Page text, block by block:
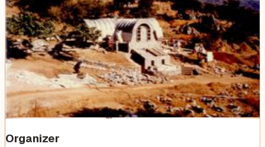
Venue Photos(17)
+11
Organizer